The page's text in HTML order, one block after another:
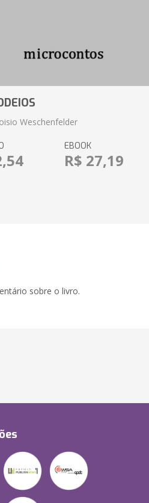
Weschenfelder
EBOOK
R$ 27,19
sobre o livro.